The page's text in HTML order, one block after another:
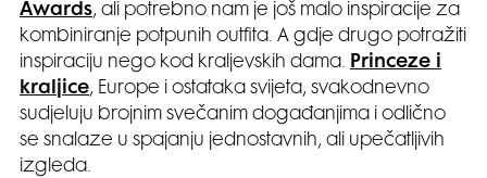
Awards, ali potrebno nam je još malo inspiracije za
kombiniranje potpunih outfita. A gdje drugo potražiti
inspiraciju nego kod kraljevskih dama. Princeze i
kraljice, Europe i ostataka svijeta, svakodnevno
sudjeluju brojnim svečanim događanjima i odlično
se snalaze u spajanju jednostavnih, ali upečatljivih
izgleda.